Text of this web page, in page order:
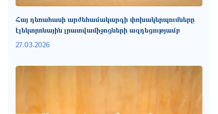
Հայ դեռահասի արժեհամակարգի փոխակերպումները
էլեկտրոնային լրատվամիջոցների ազդեցությամբ
27.03.2026